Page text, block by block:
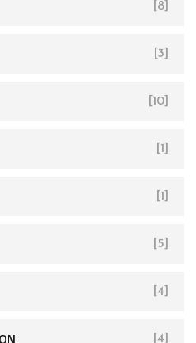
[8]
[3]
[10]
[1]
[1]
[5]
[4]
[4]